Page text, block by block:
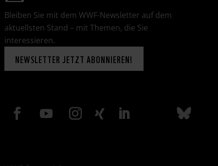
Bleiben Sie mit dem WWF-Newsletter auf dem
aktuellsten Stand – mit Themen, die Sie
interessieren.
NEWSLETTER JETZT ABONNIEREN!